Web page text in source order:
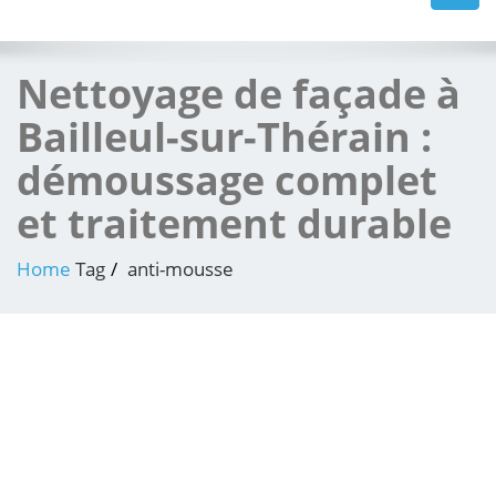
Nettoyage de façade à
Bailleul-sur-Thérain :
démoussage complet
et traitement durable
Home Tag anti-mousse